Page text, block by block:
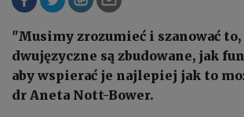
"Musimy zrozumieć i szanować
dwujęzyczne są zbudowane, jak
aby wspierać je najlepiej jak to
dr Aneta Nott-Bower.